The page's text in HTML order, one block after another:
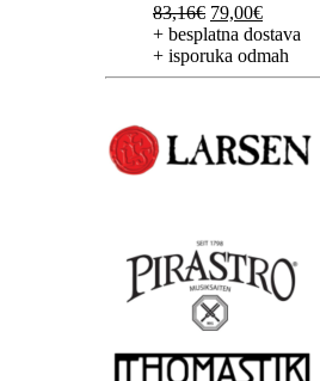
83,16€ Izvorna
cijena
bila
je:
79,00€Trenutna
cijena
je:
79,00€.
+ besplatna dostava
+ isporuka odmah